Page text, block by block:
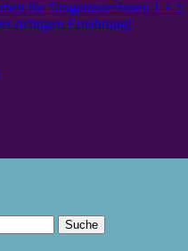
für TangotänzerInnen 1 + 2
richtigen Ernährung!